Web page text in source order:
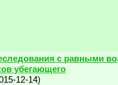
с равными
убегающего
12-14)